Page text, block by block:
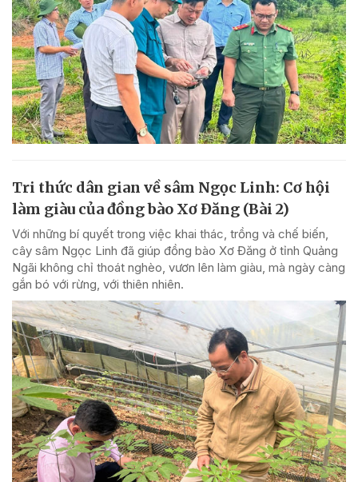
Tri thức dân gian về sâm Ngọc Linh: Cơ hội
làm giàu của đồng bào Xơ Đăng (Bài 2)
Với những bí quyết trong việc khai thác, trồng và chế biến,
cây sâm Ngọc Linh đã giúp đồng bào Xơ Đăng ở tỉnh Quảng
Ngãi không chỉ thoát nghèo, vươn lên làm giàu, mà ngày càng
gắn bó với rừng, với thiên nhiên.